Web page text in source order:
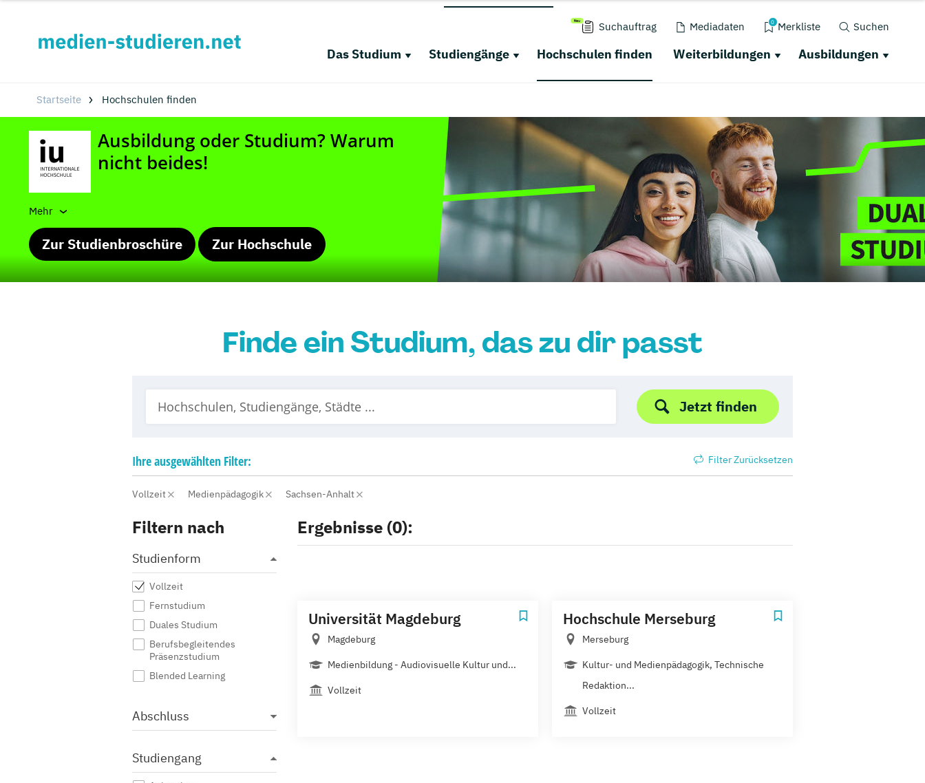
Suchauftrag Mediadaten 0 Merkliste Suchen
Das Studium Studiengänge Hochschulen finden Weiterbildungen Ausbildungen
Startseite Hochschulen finden
Mehr
Zur Studienbroschüre Zur Hochschule
Finde ein Studium, das zu dir passt
Jetzt finden
Ihreausgewählten Filter: Filter Zurücksetzen
Vollzeit Medienpädagogik Sachsen-Anhalt
Filtern nach
Studienform
Vollzeit
Fernstudium
Duales Studium
Berufsbegleitendes
Präsenzstudium
Blended Learning
Abschluss
Studiengang
Ergebnisse (0):
Universität Magdeburg
Magdeburg
Medienbildung - Audiovisuelle Kultur und...
Vollzeit
Hochschule Merseburg
Merseburg
Kultur- und Medienpädagogik, Technische
Redaktion...
Vollzeit